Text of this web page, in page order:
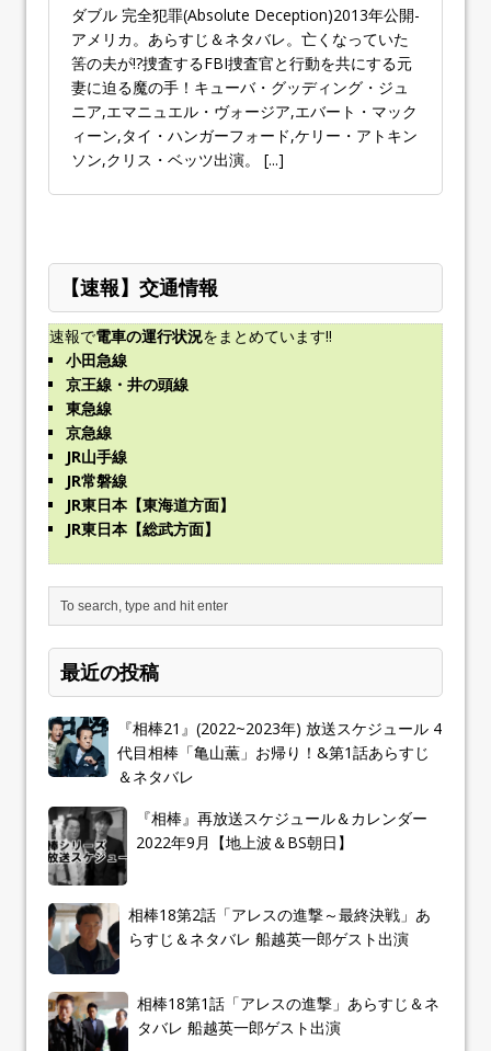
ダブル 完全犯罪(Absolute Deception)2013年公開-
アメリカ。あらすじ＆ネタバレ。亡くなっていた
筈の夫が!?捜査するFBI捜査官と行動を共にする元
妻に迫る魔の手！キューバ・グッディング・ジュ
ニア,エマニュエル・ヴォージア,エバート・マック
ィーン,タイ・ハンガーフォード,ケリー・アトキン
ソン,クリス・ベッツ出演。 [...]
【速報】交通情報
速報で電車の運行状況をまとめています!!
小田急線
京王線・井の頭線
東急線
京急線
JR山手線
JR常磐線
JR東日本【東海道方面】
JR東日本【総武方面】
最近の投稿
『相棒21』(2022~2023年) 放送スケジュール 4
代目相棒「亀山薫」お帰り！&第1話あらすじ
＆ネタバレ
『相棒』再放送スケジュール＆カレンダー
2022年9月【地上波＆BS朝日】
相棒18第2話「アレスの進撃～最終決戦」あ
らすじ＆ネタバレ 船越英一郎ゲスト出演
相棒18第1話「アレスの進撃」あらすじ＆ネ
タバレ 船越英一郎ゲスト出演